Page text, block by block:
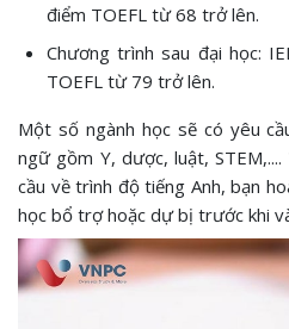
điểm TOEFL từ 68 trở lên.
Chương trình sau đại học:
TOEFL từ 79 trở lên.
Một số ngành học sẽ có yêu
ngữ gồm Y, dược, luật,
cầu về trình độ tiếng Anh, bạn
học bổ trợ hoặc dự bị trước khi